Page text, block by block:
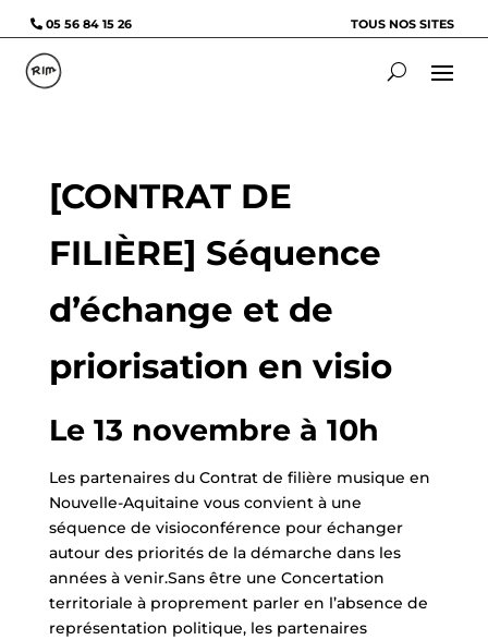
05 56 84 15 26 TOUS NOS SITES
[CONTRAT DE
FILIÈRE] Séquence
d’échange et de
priorisation en visio
Le 13 novembre à 10h
Les partenaires du Contrat de filière musique en
Nouvelle-Aquitaine vous convient à une
séquence de visioconférence pour échanger
autour des priorités de la démarche dans les
années à venir.Sans être une Concertation
territoriale à proprement parler en l’absence de
représentation politique, les partenaires